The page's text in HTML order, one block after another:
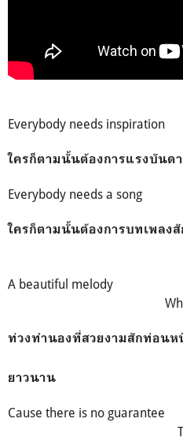
Everybody needs inspiration
ใครก็ตามนั้นต้องการแรงบันดา
Everybody needs a song
ใครก็ตามนั้นต้องกา
A
When the
ท่วงทำนองที่สว
ยาวนาน
Cause there is